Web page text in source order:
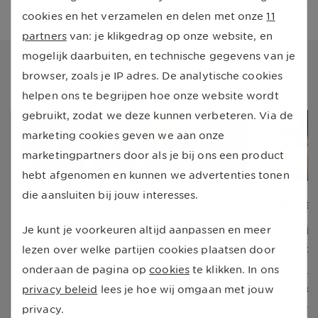
Goed voor elkaar
Onze sollicitatieprocedure
Je hebt interesse in een baan bij ons en je
hebt gesolliciteerd, te gek! Samen gaan
we ontdekken of we goed bij elkaar
passen. Hopelijk start hier jouw nieuwe
avontuur!
We
waar
cookies en het verzamelen en delen met onze 11
partners van: je klikgedrag op onze website, en
mogelijk daarbuiten, en technische gegevens van je
browser, zoals je IP adres. De analytische cookies
helpen ons te begrijpen hoe onze website wordt
gebruikt, zodat we deze kunnen verbeteren. Via de
marketing cookies geven we aan onze
marketingpartners door als je bij ons een product
hebt afgenomen en kunnen we advertenties tonen
die aansluiten bij jouw interesses.
Je kunt je voorkeuren altijd aanpassen en meer
lezen over welke partijen cookies plaatsen door
onderaan de pagina op cookies te klikken. In ons
privacy beleid lees je hoe wij omgaan met jouw
privacy.